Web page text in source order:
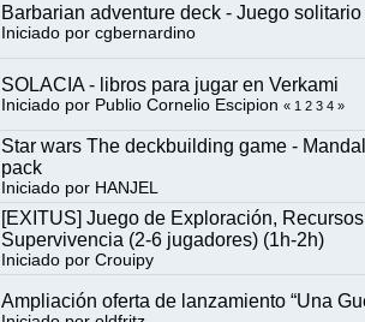
Barbarian adventure deck - Juego
Iniciado por cgbernardino
SOLACIA - libros para jugar en Verkami
Iniciado por Publio Cornelio Escipion « 1 2 3 4 »
Star wars The deckbuilding game -
pack
Iniciado por HANJEL
[EXITUS] Juego de Exploración,
Supervivencia (2-6 jugadores) (1h-2h)
Iniciado por Crouipy
Ampliación oferta de lanzamiento “Una